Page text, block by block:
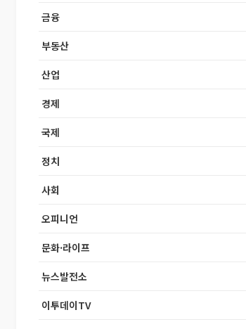
금융
부동산
산업
경제
국제
정치
사회
오피니언
문화·라이프
뉴스발전소
이투데이TV